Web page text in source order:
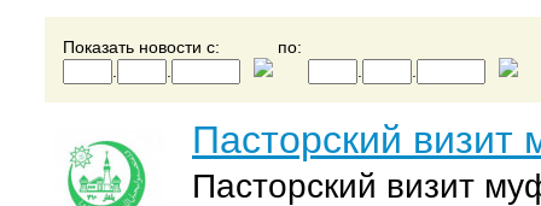
Показать новости с: по:
Пасторский
Пасторский визит